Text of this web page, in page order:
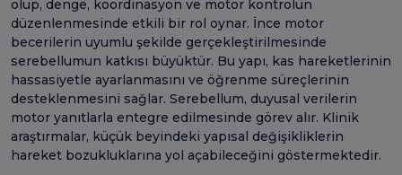
olup, denge, koordinasyon ve motor kontrolün
düzenlenmesinde etkili bir rol oynar. İnce motor
becerilerin uyumlu şekilde gerçekleştirilmesinde
serebellumun katkısı büyüktür. Bu yapı, kas hareketlerinin
hassasiyetle ayarlanmasını ve öğrenme süreçlerinin
desteklenmesini sağlar. Serebellum, duyusal verilerin
motor yanıtlarla entegre edilmesinde görev alır. Klinik
araştırmalar, küçük beyindeki yapısal değişikliklerin
hareket bozukluklarına yol açabileceğini göstermektedir.